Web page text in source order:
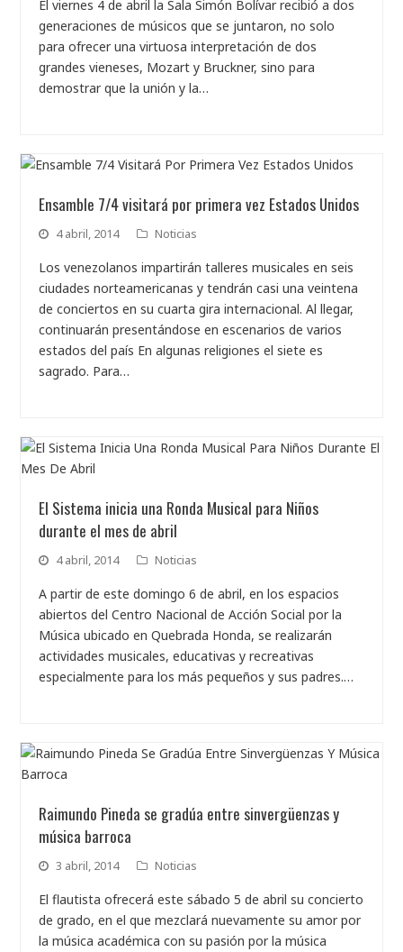
El viernes 4 de abril la Sala Simón Bolívar recibió a dos
generaciones de músicos que se juntaron, no solo
para ofrecer una virtuosa interpretación de dos
grandes vieneses, Mozart y Bruckner, sino para
demostrar que la unión y la…
Ensamble 7/4 visitará por primera vez Estados Unidos
4 abril, 2014 Noticias
Los venezolanos impartirán talleres musicales en seis
ciudades norteamericanas y tendrán casi una veintena
de conciertos en su cuarta gira internacional. Al llegar,
continuarán presentándose en escenarios de varios
estados del país En algunas religiones el siete es
sagrado. Para…
El Sistema inicia una Ronda Musical para Niños
durante el mes de abril
4 abril, 2014 Noticias
A partir de este domingo 6 de abril, en los espacios
abiertos del Centro Nacional de Acción Social por la
Música ubicado en Quebrada Honda, se realizarán
actividades musicales, educativas y recreativas
especialmente para los más pequeños y sus padres.…
Raimundo Pineda se gradúa entre sinvergüenzas y
música barroca
3 abril, 2014 Noticias
El flautista ofrecerá este sábado 5 de abril su concierto
de grado, en el que mezclará nuevamente su amor por
la música académica con su pasión por la música